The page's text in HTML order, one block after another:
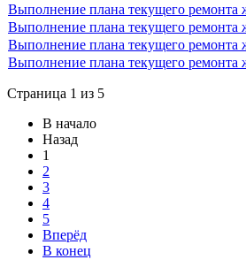
Выполнение плана текущего
Выполнение плана текущего
Выполнение плана текущего
Выполнение плана текущего
Страница 1 из 5
В начало
Назад
1
2
3
4
5
Вперёд
В конец